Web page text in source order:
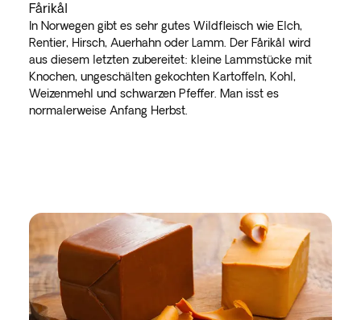
Fårikål
In Norwegen gibt es sehr gutes Wildfleisch wie Elch,
Rentier, Hirsch, Auerhahn oder Lamm. Der Fårikål wird
aus diesem letzten zubereitet: kleine Lammstücke mit
Knochen, ungeschälten gekochten Kartoffeln, Kohl,
Weizenmehl und schwarzen Pfeffer. Man isst es
normalerweise Anfang Herbst.